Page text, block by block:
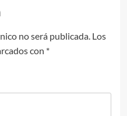
no será publicada. Los
con *